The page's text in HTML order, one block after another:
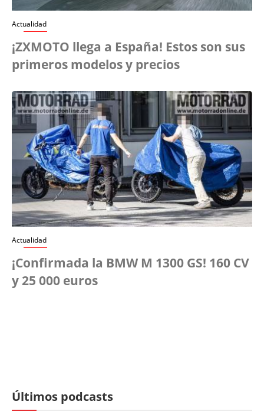
Actualidad
¡ZXMOTO llega a España! Estos son sus
primeros modelos y precios
Actualidad
¡Confirmada la BMW M 1300 GS! 160 CV
y 25 000 euros
Últimos podcasts